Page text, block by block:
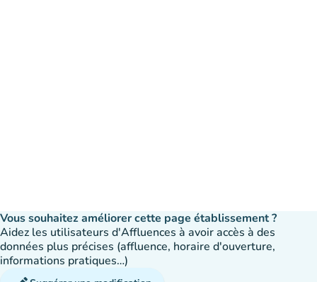
Vous souhaitez améliorer cette page établissement ?
Aidez les utilisateurs d'Affluences à avoir accès à des
données plus précises (affluence, horaire d'ouverture,
informations pratiques…)